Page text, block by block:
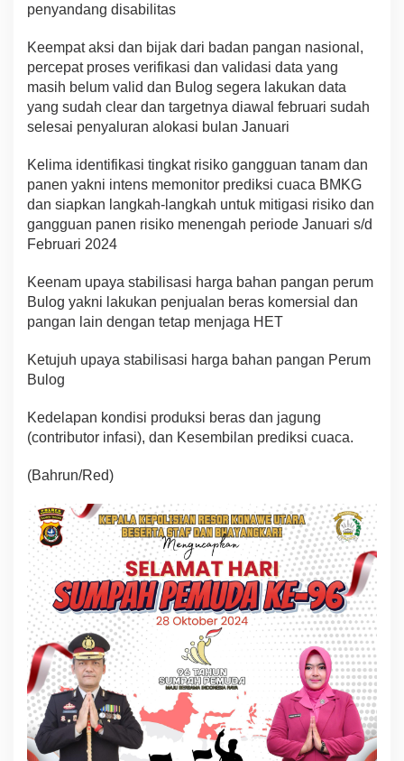
penyandang disabilitas
Keempat aksi dan bijak dari badan pangan nasional,
percepat proses verifikasi dan validasi data yang
masih belum valid dan Bulog segera lakukan data
yang sudah clear dan targetnya diawal februari sudah
selesai penyaluran alokasi bulan Januari
Kelima identifikasi tingkat risiko gangguan tanam dan
panen yakni intens memonitor prediksi cuaca BMKG
dan siapkan langkah-langkah untuk mitigasi risiko dan
gangguan panen risiko menengah periode Januari s/d
Februari 2024
Keenam upaya stabilisasi harga bahan pangan perum
Bulog yakni lakukan penjualan beras komersial dan
pangan lain dengan tetap menjaga HET
Ketujuh upaya stabilisasi harga bahan pangan Perum
Bulog
Kedelapan kondisi produksi beras dan jagung
(contributor infasi), dan Kesembilan prediksi cuaca.
(Bahrun/Red)